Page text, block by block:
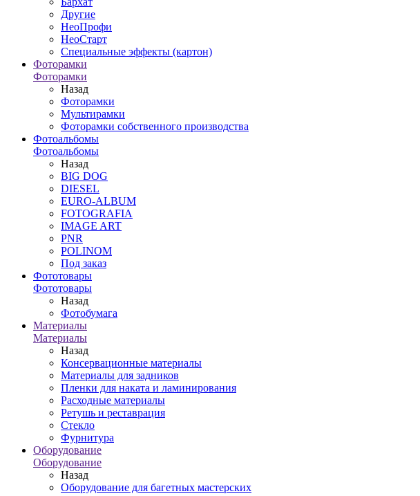
Другие
НеоПрофи
НеоСтарт
Специальные эффекты (картон)
Фоторамки
Фоторамки
Назад
Фоторамки
Мультирамки
Фоторамки собственного производства
Фотоальбомы
Фотоальбомы
Назад
BIG DOG
DIESEL
EURO-ALBUM
FOTOGRAFIA
IMAGE ART
PNR
POLINOM
Под заказ
Фототовары
Фототовары
Назад
Фотобумага
Материалы
Материалы
Назад
Консервационные материалы
Материалы для задников
Пленки для наката и ламинирования
Расходные материалы
Ретушь и реставрация
Стекло
Фурнитура
Оборудование
Оборудование
Назад
Оборудование для багетных мастерских